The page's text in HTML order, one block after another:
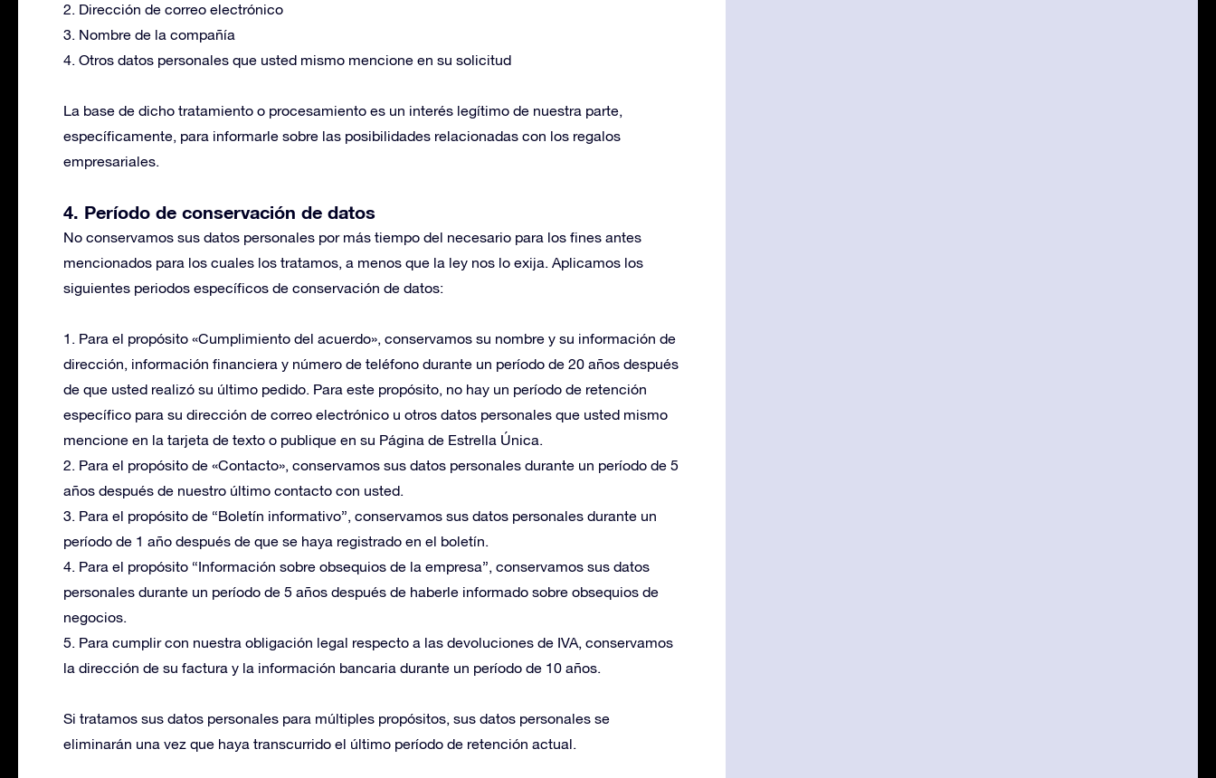
2. Dirección de correo electrónico
3. Nombre de la compañía
4. Otros datos personales que usted mismo mencione en su solicitud
La base de dicho tratamiento o procesamiento es un interés legítimo de nuestra parte,
específicamente, para informarle sobre las posibilidades relacionadas con los regalos
empresariales.
4. Período de conservación de datos
No conservamos sus datos personales por más tiempo del necesario para los fines antes
mencionados para los cuales los tratamos, a menos que la ley nos lo exija. Aplicamos los
siguientes periodos específicos de conservación de datos:
1. Para el propósito «Cumplimiento del acuerdo», conservamos su nombre y su información de
dirección, información financiera y número de teléfono durante un período de 20 años después
de que usted realizó su último pedido. Para este propósito, no hay un período de retención
específico para su dirección de correo electrónico u otros datos personales que usted mismo
mencione en la tarjeta de texto o publique en su Página de Estrella Única.
2. Para el propósito de «Contacto», conservamos sus datos personales durante un período de 5
años después de nuestro último contacto con usted.
3. Para el propósito de “Boletín informativo”, conservamos sus datos personales durante un
período de 1 año después de que se haya registrado en el boletín.
4. Para el propósito “Información sobre obsequios de la empresa”, conservamos sus datos
personales durante un período de 5 años después de haberle informado sobre obsequios de
negocios.
5. Para cumplir con nuestra obligación legal respecto a las devoluciones de IVA, conservamos
la dirección de su factura y la información bancaria durante un período de 10 años.
Si tratamos sus datos personales para múltiples propósitos, sus datos personales se
eliminarán una vez que haya transcurrido el último período de retención actual.